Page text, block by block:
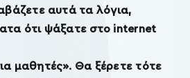
αυτά τα λόγια,
ότι ψάξατε στο internet
μαθητές». Θα ξέρετε τότε